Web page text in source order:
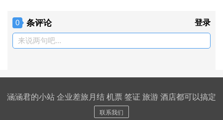
0 条评论 登录
来说两句吧...
涵涵君的小站 企业差旅月结 机票 签证 旅游 酒店都可以搞定
联系我们